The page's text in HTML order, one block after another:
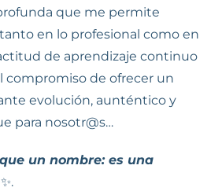
que me permite
en lo profesional como en
de aprendizaje continuo
compromiso de ofrecer un
evolución, aunténtico y
para nosotr@s…
un nombre: es una
✨.